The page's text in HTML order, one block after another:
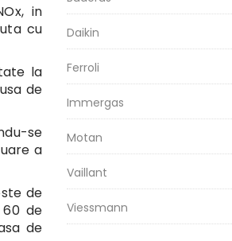
in
cu
la
de
se
a
de
de
de
Daikin
Ferroli
Immergas
Motan
Vaillant
Viessmann